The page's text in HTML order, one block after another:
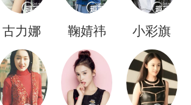
古力娜
扎
鞠婧祎 小彩旗